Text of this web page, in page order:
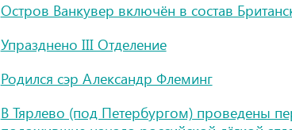
Остров Ванкувер включён в состав
Упразднено III Отделение
Родился сэр Александр Флеминг
В Тярлево (под Петербургом) проведены